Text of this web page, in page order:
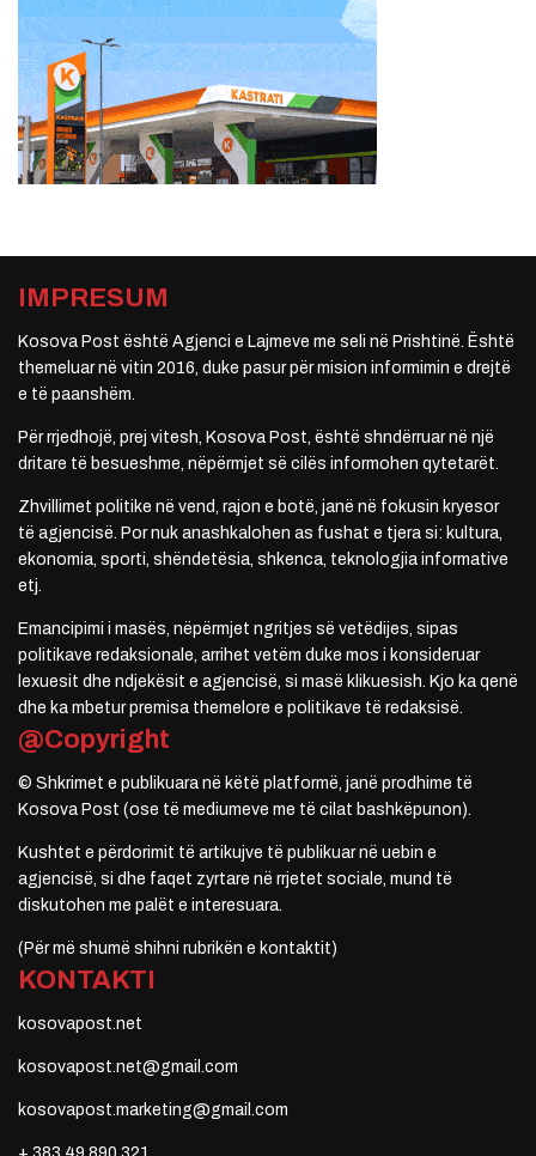
IMPRESUM
Kosova Post është Agjenci e Lajmeve me seli në Prishtinë. Është
themeluar në vitin 2016, duke pasur për mision informimin e drejtë
e të paanshëm.
Për rrjedhojë, prej vitesh, Kosova Post, është shndërruar në një
dritare të besueshme, nëpërmjet së cilës informohen qytetarët.
Zhvillimet politike në vend, rajon e botë, janë në fokusin kryesor
të agjencisë. Por nuk anashkalohen as fushat e tjera si: kultura,
ekonomia, sporti, shëndetësia, shkenca, teknologjia informative
etj.
Emancipimi i masës, nëpërmjet ngritjes së vetëdijes, sipas
politikave redaksionale, arrihet vetëm duke mos i konsideruar
lexuesit dhe ndjekësit e agjencisë, si masë klikuesish. Kjo ka qenë
dhe ka mbetur premisa themelore e politikave të redaksisë.
@Copyright
© Shkrimet e publikuara në këtë platformë, janë prodhime të
Kosova Post (ose të mediumeve me të cilat bashkëpunon).
Kushtet e përdorimit të artikujve të publikuar në uebin e
agjencisë, si dhe faqet zyrtare në rrjetet sociale, mund të
diskutohen me palët e interesuara.
(Për më shumë shihni rubrikën e kontaktit)
KONTAKTI
kosovapost.net
kosovapost.net@gmail.com
kosovapost.marketing@gmail.com